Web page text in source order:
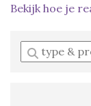
Bekijk hoe je
Enter
a